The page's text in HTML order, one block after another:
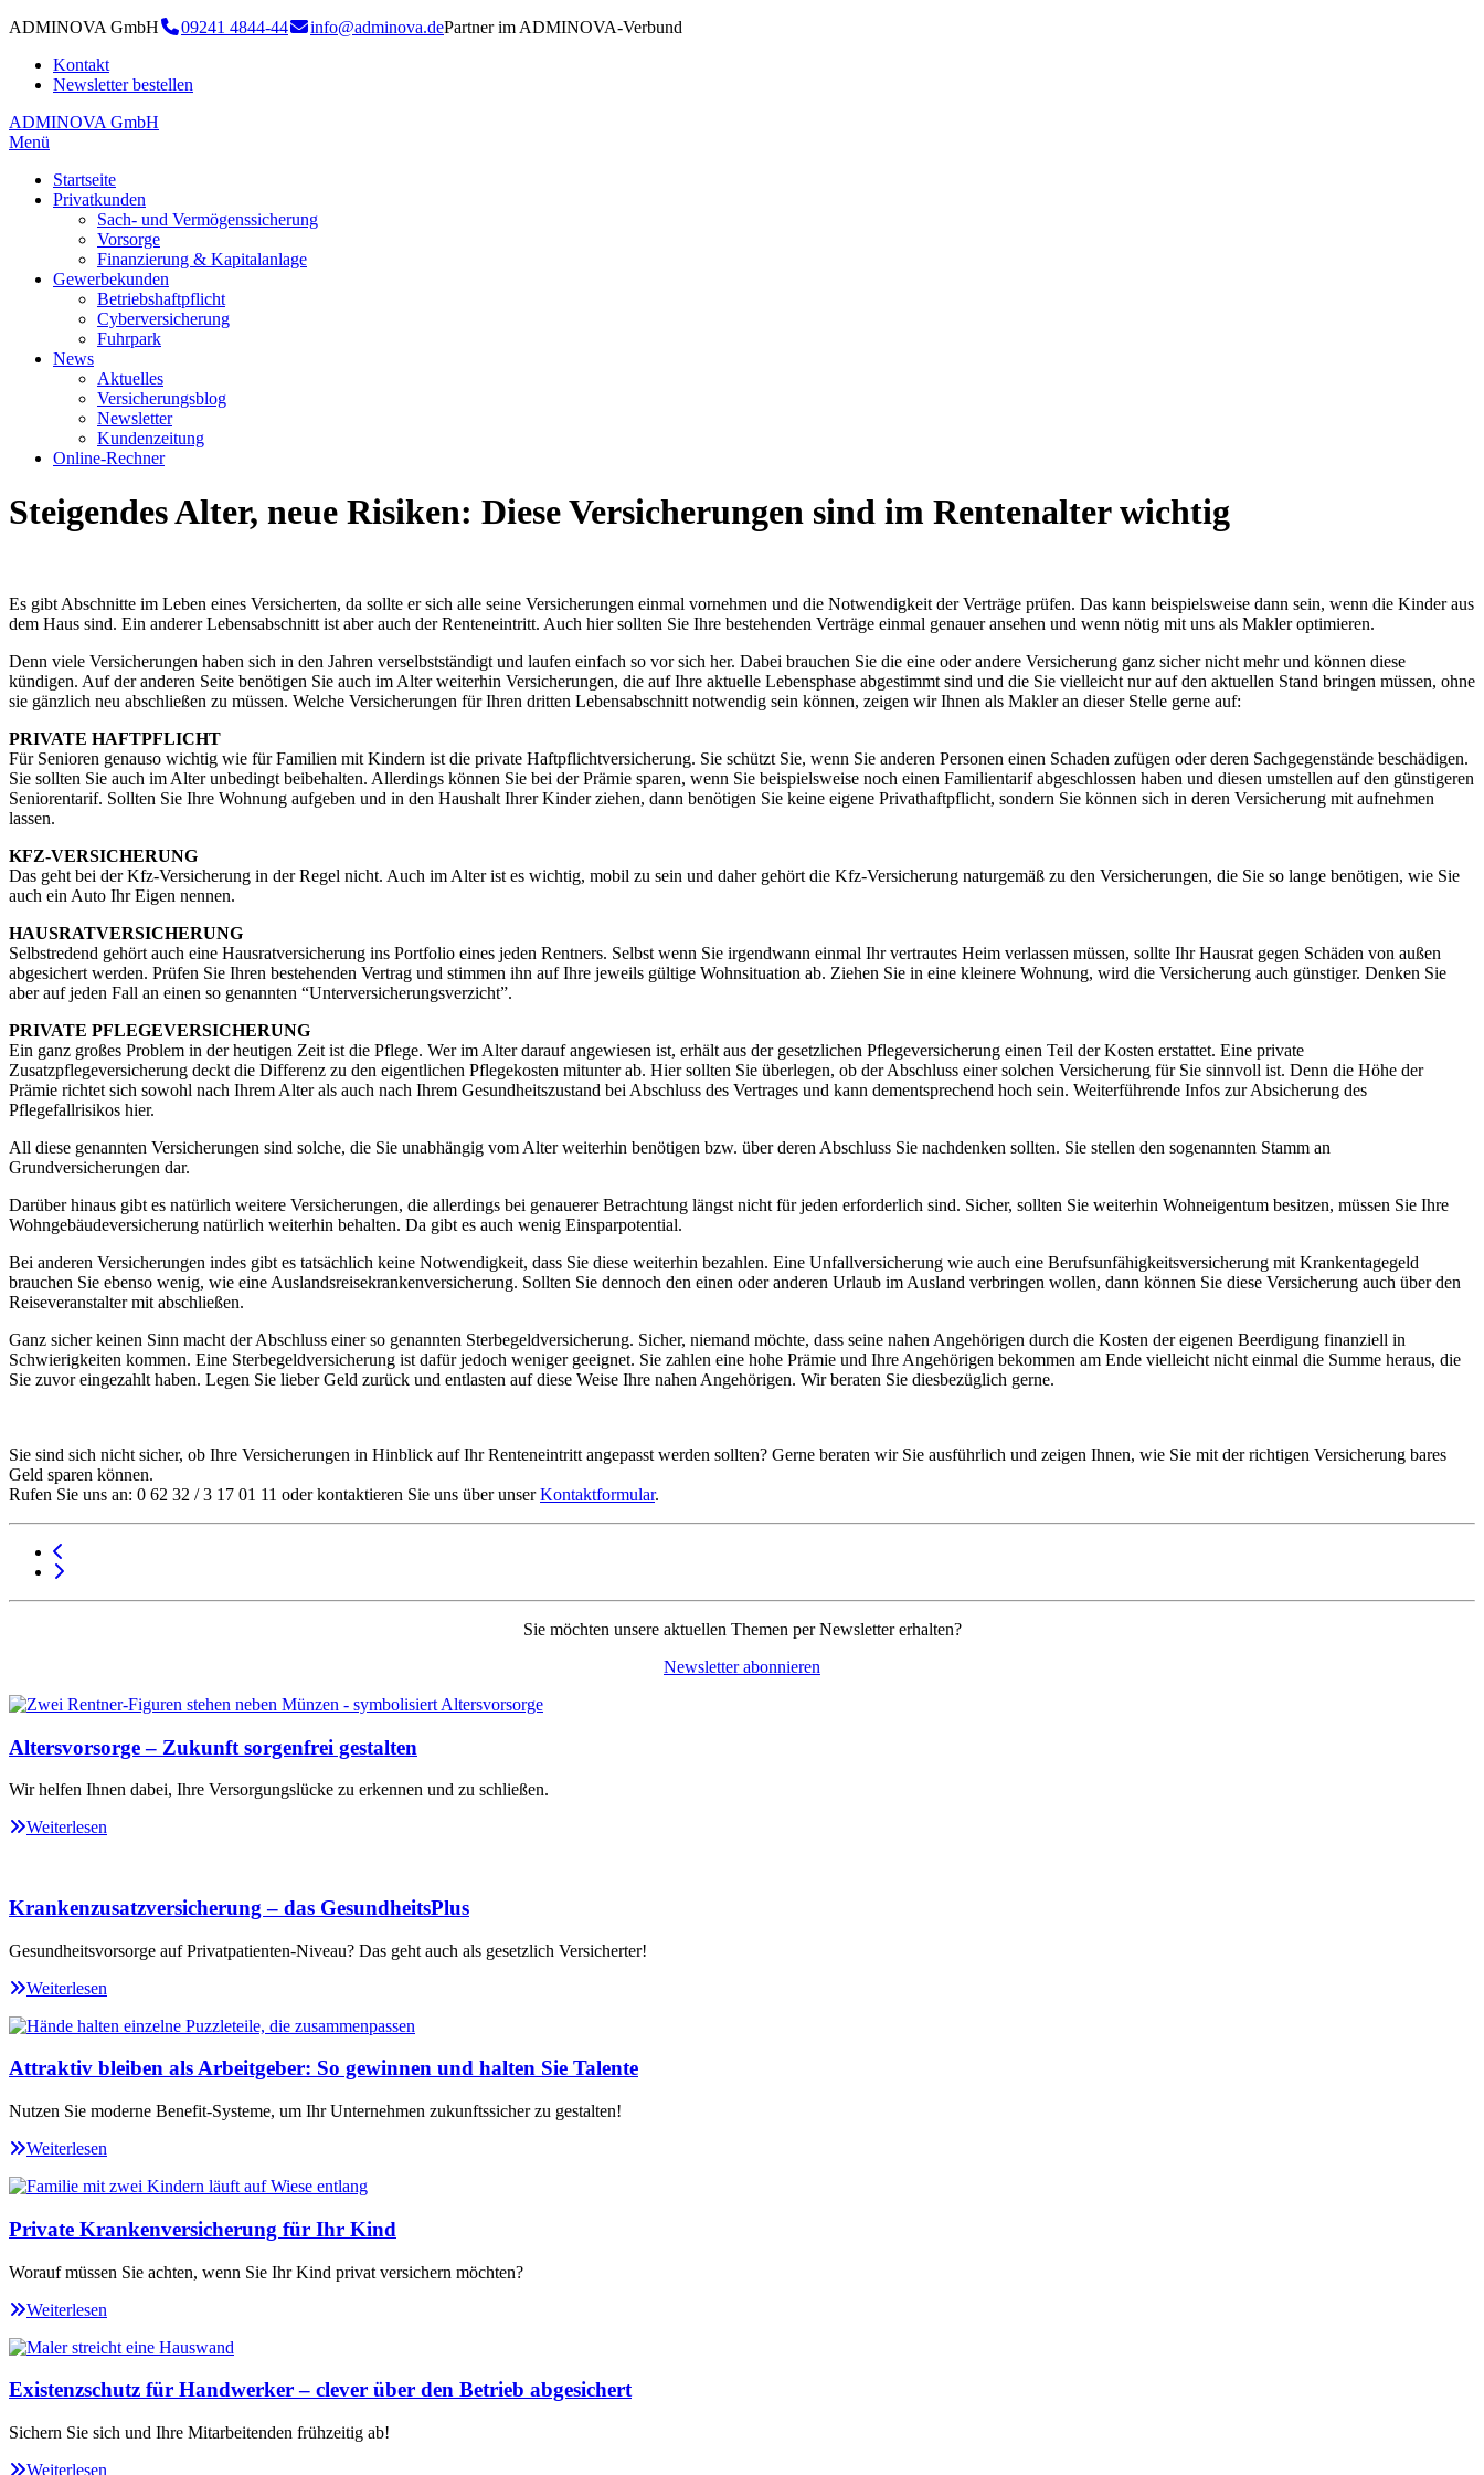
ADMINOVA GmbH 09241 4844-44 info@adminova.dePartner im ADMINOVA-Verbund
Kontakt
Newsletter bestellen
ADMINOVA GmbH
Menü
Startseite
Privatkunden
Sach- und Vermögenssicherung
Vorsorge
Finanzierung & Kapitalanlage
Gewerbekunden
Betriebshaftpflicht
Cyberversicherung
Fuhrpark
News
Aktuelles
Versicherungsblog
Newsletter
Kundenzeitung
Online-Rechner
Steigendes Alter, neue Risiken: Diese Versicherungen sind im Rentenalter wichtig
Es gibt Abschnitte im Leben eines Versicherten, da sollte er sich alle seine Versicherungen einmal vornehmen und die Notwendigkeit der Verträge prüfen. Das kann beispielsweise dann sein, wenn die Kinder aus
dem Haus sind. Ein anderer Lebensabschnitt ist aber auch der Renteneintritt. Auch hier sollten Sie Ihre bestehenden Verträge einmal genauer ansehen und wenn nötig mit uns als Makler optimieren.
Denn viele Versicherungen haben sich in den Jahren verselbstständigt und laufen einfach so vor sich her. Dabei brauchen Sie die eine oder andere Versicherung ganz sicher nicht mehr und können diese
kündigen. Auf der anderen Seite benötigen Sie auch im Alter weiterhin Versicherungen, die auf Ihre aktuelle Lebensphase abgestimmt sind und die Sie vielleicht nur auf den aktuellen Stand bringen müssen, ohne
sie gänzlich neu abschließen zu müssen. Welche Versicherungen für Ihren dritten Lebensabschnitt notwendig sein können, zeigen wir Ihnen als Makler an dieser Stelle gerne auf:
PRIVATE HAFTPFLICHT
Für Senioren genauso wichtig wie für Familien mit Kindern ist die private Haftpflichtversicherung. Sie schützt Sie, wenn Sie anderen Personen einen Schaden zufügen oder deren Sachgegenstände beschädigen.
Sie sollten Sie auch im Alter unbedingt beibehalten. Allerdings können Sie bei der Prämie sparen, wenn Sie beispielsweise noch einen Familientarif abgeschlossen haben und diesen umstellen auf den günstigeren
Seniorentarif. Sollten Sie Ihre Wohnung aufgeben und in den Haushalt Ihrer Kinder ziehen, dann benötigen Sie keine eigene Privathaftpflicht, sondern Sie können sich in deren Versicherung mit aufnehmen
lassen.
KFZ-VERSICHERUNG
Das geht bei der Kfz-Versicherung in der Regel nicht. Auch im Alter ist es wichtig, mobil zu sein und daher gehört die Kfz-Versicherung naturgemäß zu den Versicherungen, die Sie so lange benötigen, wie Sie
auch ein Auto Ihr Eigen nennen.
HAUSRATVERSICHERUNG
Selbstredend gehört auch eine Hausratversicherung ins Portfolio eines jeden Rentners. Selbst wenn Sie irgendwann einmal Ihr vertrautes Heim verlassen müssen, sollte Ihr Hausrat gegen Schäden von außen
abgesichert werden. Prüfen Sie Ihren bestehenden Vertrag und stimmen ihn auf Ihre jeweils gültige Wohnsituation ab. Ziehen Sie in eine kleinere Wohnung, wird die Versicherung auch günstiger. Denken Sie
aber auf jeden Fall an einen so genannten “Unterversicherungsverzicht”.
PRIVATE PFLEGEVERSICHERUNG
Ein ganz großes Problem in der heutigen Zeit ist die Pflege. Wer im Alter darauf angewiesen ist, erhält aus der gesetzlichen Pflegeversicherung einen Teil der Kosten erstattet. Eine private
Zusatzpflegeversicherung deckt die Differenz zu den eigentlichen Pflegekosten mitunter ab. Hier sollten Sie überlegen, ob der Abschluss einer solchen Versicherung für Sie sinnvoll ist. Denn die Höhe der
Prämie richtet sich sowohl nach Ihrem Alter als auch nach Ihrem Gesundheitszustand bei Abschluss des Vertrages und kann dementsprechend hoch sein. Weiterführende Infos zur Absicherung des
Pflegefallrisikos hier.
All diese genannten Versicherungen sind solche, die Sie unabhängig vom Alter weiterhin benötigen bzw. über deren Abschluss Sie nachdenken sollten. Sie stellen den sogenannten Stamm an
Grundversicherungen dar.
Darüber hinaus gibt es natürlich weitere Versicherungen, die allerdings bei genauerer Betrachtung längst nicht für jeden erforderlich sind. Sicher, sollten Sie weiterhin Wohneigentum besitzen, müssen Sie Ihre
Wohngebäudeversicherung natürlich weiterhin behalten. Da gibt es auch wenig Einsparpotential.
Bei anderen Versicherungen indes gibt es tatsächlich keine Notwendigkeit, dass Sie diese weiterhin bezahlen. Eine Unfallversicherung wie auch eine Berufsunfähigkeitsversicherung mit Krankentagegeld
brauchen Sie ebenso wenig, wie eine Auslandsreisekrankenversicherung. Sollten Sie dennoch den einen oder anderen Urlaub im Ausland verbringen wollen, dann können Sie diese Versicherung auch über den
Reiseveranstalter mit abschließen.
Ganz sicher keinen Sinn macht der Abschluss einer so genannten Sterbegeldversicherung. Sicher, niemand möchte, dass seine nahen Angehörigen durch die Kosten der eigenen Beerdigung finanziell in
Schwierigkeiten kommen. Eine Sterbegeldversicherung ist dafür jedoch weniger geeignet. Sie zahlen eine hohe Prämie und Ihre Angehörigen bekommen am Ende vielleicht nicht einmal die Summe heraus, die
Sie zuvor eingezahlt haben. Legen Sie lieber Geld zurück und entlasten auf diese Weise Ihre nahen Angehörigen. Wir beraten Sie diesbezüglich gerne.
Sie sind sich nicht sicher, ob Ihre Versicherungen in Hinblick auf Ihr Renteneintritt angepasst werden sollten? Gerne beraten wir Sie ausführlich und zeigen Ihnen, wie Sie mit der richtigen Versicherung bares
Geld sparen können.
Rufen Sie uns an: 0 62 32 / 3 17 01 11 oder kontaktieren Sie uns über unserKontaktformular.
Sie möchten unsere aktuellen Themen per Newsletter erhalten?
Newsletter abonnieren
Altersvorsorge – Zukunft sorgenfrei gestalten
Wir helfen Ihnen dabei, Ihre Versorgungslücke zu erkennen und zu schließen.
Weiterlesen
Krankenzusatzversicherung – das GesundheitsPlus
Gesundheitsvorsorge auf Privatpatienten-Niveau? Das geht auch als gesetzlich Versicherter!
Weiterlesen
Attraktiv bleiben als Arbeitgeber: So gewinnen und halten Sie Talente
Nutzen Sie moderne Benefit-Systeme, um Ihr Unternehmen zukunftssicher zu gestalten!
Weiterlesen
Private Krankenversicherung für Ihr Kind
Worauf müssen Sie achten, wenn Sie Ihr Kind privat versichern möchten?
Weiterlesen
Existenzschutz für Handwerker – clever über den Betrieb abgesichert
Sichern Sie sich und Ihre Mitarbeitenden frühzeitig ab!
Weiterlesen